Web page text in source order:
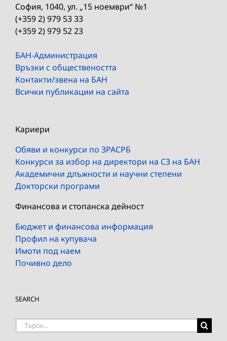
София, 1040, ул. „15 ноември“ №1
(+359 2) 979 53 33
(+359 2) 979 52 23
БАН-Администрация
Връзки с обществеността
Контакти/звена на БАН
Всички публикации на сайта
Кариери
Обяви и конкурси по ЗРАСРБ
Конкурси за избор на директори на СЗ на БАН
Академични длъжности и научни степени
Докторски програми
Финансова и стопанска дейност
Бюджет и финансова информация
Профил на купувача
Имоти под наем
Почивно дело
SEARCH
Търсене